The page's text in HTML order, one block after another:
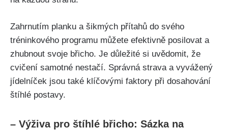
Zahrnutím​ planku a⁤ šikmých přítahů do svého⁣
tréninkového programu můžete⁣ efektivně‌ posilovat ⁤a
zhubnout svoje břicho. ‌Je důležité si⁣ uvědomit, že
cvičení ‌samotné nestačí. Správná strava a vyvážený
jídelníček jsou také klíčovými‍ faktory při dosahování
štíhlé ‌postavy.
– Výživa ‍pro⁣ štíhlé břicho: Sázka⁢ na